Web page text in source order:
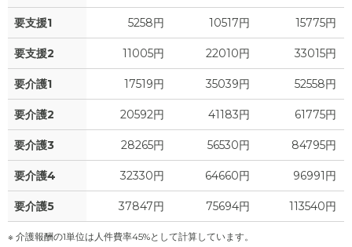
その他 3.6
介護保険料 -
食費 ? 5.8
水道・光熱費 0 万円
上乗せ介護費 ? 0 万円
その他 3.6
介護保険料 - 万円
要支援1 5258円 10517円 15775円
要支援2 11005円 22010円 33015円
要介護1 17519円 35039円 52558円
要介護2 20592円 41183円 61775円
要介護3 28265円 56530円 84795円
要介護4 32330円 64660円 96991円
要介護5 37847円 75694円 113540円
※ 介護報酬の1単位は人件費率45%として計算しています。